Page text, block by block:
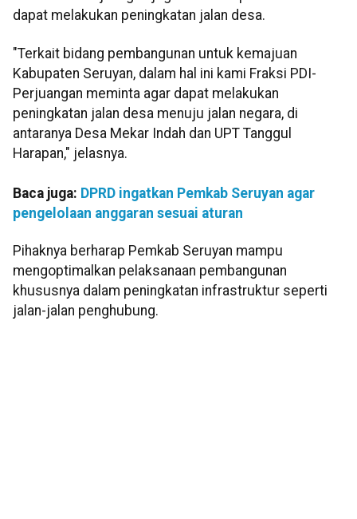
dapat melakukan peningkatan jalan desa.
"Terkait bidang pembangunan untuk kemajuan
Kabupaten Seruyan, dalam hal ini kami Fraksi PDI-
Perjuangan meminta agar dapat melakukan
peningkatan jalan desa menuju jalan negara, di
antaranya Desa Mekar Indah dan UPT Tanggul
Harapan," jelasnya.
Baca juga: DPRD ingatkan Pemkab Seruyan agar
pengelolaan anggaran sesuai aturan
Pihaknya berharap Pemkab Seruyan mampu
mengoptimalkan pelaksanaan pembangunan
khususnya dalam peningkatan infrastruktur seperti
jalan-jalan penghubung.